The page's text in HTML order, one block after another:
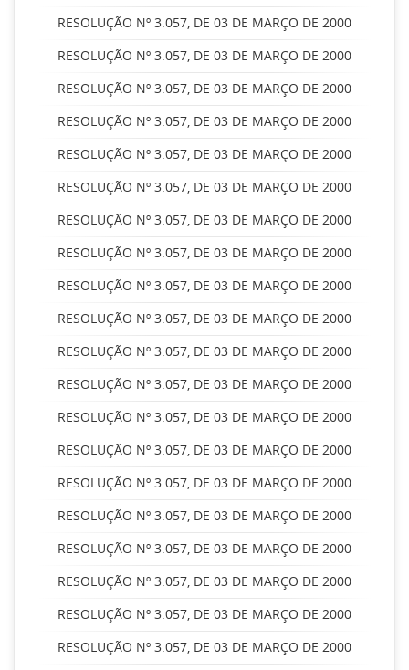
RESOLUÇÃO Nº 3.057, DE 03 DE MARÇO DE 2000
RESOLUÇÃO Nº 3.057, DE 03 DE MARÇO DE 2000
RESOLUÇÃO Nº 3.057, DE 03 DE MARÇO DE 2000
RESOLUÇÃO Nº 3.057, DE 03 DE MARÇO DE 2000
RESOLUÇÃO Nº 3.057, DE 03 DE MARÇO DE 2000
RESOLUÇÃO Nº 3.057, DE 03 DE MARÇO DE 2000
RESOLUÇÃO Nº 3.057, DE 03 DE MARÇO DE 2000
RESOLUÇÃO Nº 3.057, DE 03 DE MARÇO DE 2000
RESOLUÇÃO Nº 3.057, DE 03 DE MARÇO DE 2000
RESOLUÇÃO Nº 3.057, DE 03 DE MARÇO DE 2000
RESOLUÇÃO Nº 3.057, DE 03 DE MARÇO DE 2000
RESOLUÇÃO Nº 3.057, DE 03 DE MARÇO DE 2000
RESOLUÇÃO Nº 3.057, DE 03 DE MARÇO DE 2000
RESOLUÇÃO Nº 3.057, DE 03 DE MARÇO DE 2000
RESOLUÇÃO Nº 3.057, DE 03 DE MARÇO DE 2000
RESOLUÇÃO Nº 3.057, DE 03 DE MARÇO DE 2000
RESOLUÇÃO Nº 3.057, DE 03 DE MARÇO DE 2000
RESOLUÇÃO Nº 3.057, DE 03 DE MARÇO DE 2000
RESOLUÇÃO Nº 3.057, DE 03 DE MARÇO DE 2000
RESOLUÇÃO Nº 3.057, DE 03 DE MARÇO DE 2000